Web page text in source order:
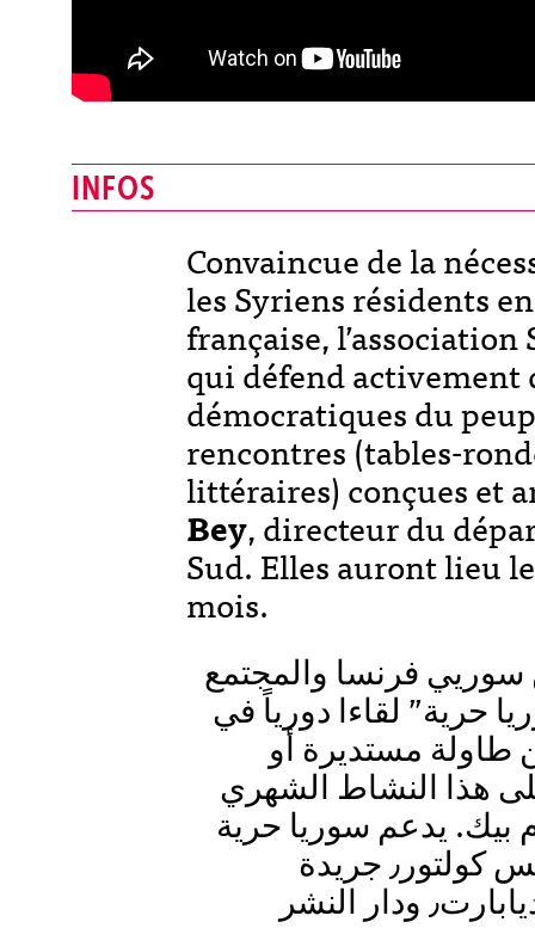
INFOS
Convaincue de la
les Syriens résidents
française,
qui défend activement
démocratiques du
rencontres (tables-
littéraires) conçues et
Bey, directeur du
Sud. Elles auront lieu
mois.
سوريي فرنسا والمجتمع
حرية” لقاءا دورياً في
طاولة مستديرة أو
هذا النشاط الشهري
بيك. يدعم سوريا حرية
بهذا النشاط مشكورين : راديو فرانس كولتور٫ جريدة
ليبيراسيون٫ الموقع الاليكتروني ميديابارت٫ ودار النشر